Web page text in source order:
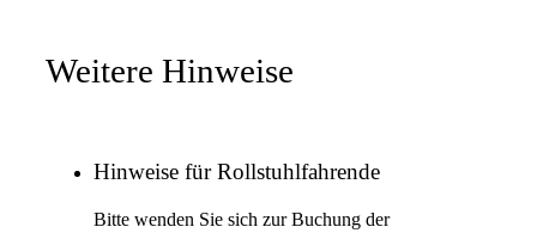
Weitere Hinweise
Hinweise für Rollstuhlfahrende
Bitte wenden Sie sich zur Buchung der